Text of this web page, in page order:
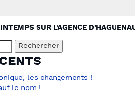
SUR L’AGENCE
les changements !
le nom !